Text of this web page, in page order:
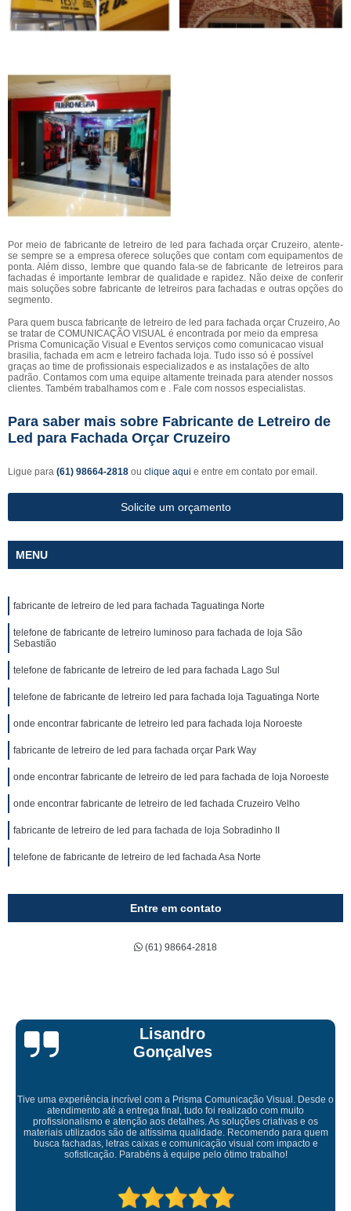
Por meio de fabricante de letreiro de led para fachada orçar Cruzeiro, atente-
se sempre se a empresa oferece soluções que contam com equipamentos de
ponta. Além disso, lembre que quando fala-se de fabricante de letreiros para
fachadas é importante lembrar de qualidade e rapidez. Não deixe de conferir
mais soluções sobre fabricante de letreiros para fachadas e outras opções do
segmento.
Para quem busca fabricante de letreiro de led para fachada orçar Cruzeiro, Ao
se tratar de COMUNICAÇÃO VISUAL é encontrada por meio da empresa
Prisma Comunicação Visual e Eventos serviços como comunicacao visual
brasilia, fachada em acm e letreiro fachada loja. Tudo isso só é possível
graças ao time de profissionais especializados e as instalações de alto
padrão. Contamos com uma equipe altamente treinada para atender nossos
clientes. Também trabalhamos com e . Fale com nossos especialistas.
Para saber mais sobre Fabricante de Letreiro de
Led para Fachada Orçar Cruzeiro
Ligue para (61) 98664-2818 ou clique aqui e entre em contato por email.
Solicite um orçamento
MENU
fabricante de letreiro de led para fachada Taguatinga Norte
telefone de fabricante de letreiro luminoso para fachada de loja São
Sebastião
telefone de fabricante de letreiro de led para fachada Lago Sul
telefone de fabricante de letreiro led para fachada loja Taguatinga Norte
onde encontrar fabricante de letreiro led para fachada loja Noroeste
fabricante de letreiro de led para fachada orçar Park Way
onde encontrar fabricante de letreiro de led para fachada de loja Noroeste
onde encontrar fabricante de letreiro de led fachada Cruzeiro Velho
fabricante de letreiro de led para fachada de loja Sobradinho II
telefone de fabricante de letreiro de led fachada Asa Norte
Entre em contato
(61) 98664-2818
Bruna Eduarda
Empresa maravilhosa, entregue antes do prazo e a instalação da
ficou perfeita, indico de olhos fechados